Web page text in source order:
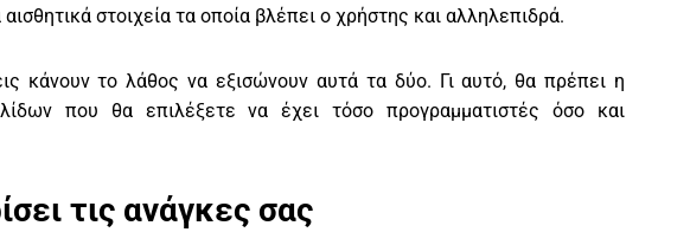
στοιχεία τα οποία βλέπει ο χρήστης και αλληλεπιδρά.
κάνουν το λάθος να εξισώνουν αυτά τα δύο. Γι αυτό, θα πρέπει η
που θα επιλέξετε να έχει τόσο προγραμματιστές όσο και
τις ανάγκες σας